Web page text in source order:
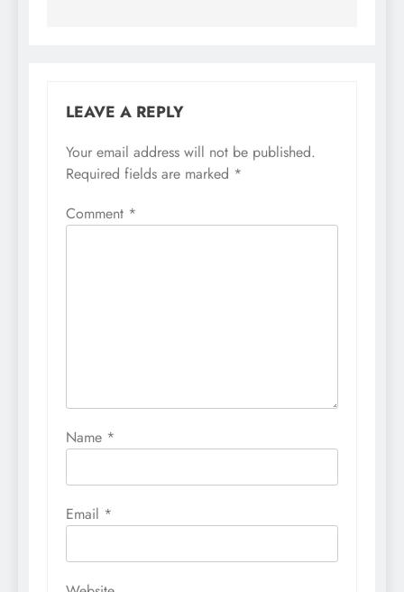
LEAVE A REPLY
Your email address will not be published.
Required fields are marked *
Comment *
Name *
Email *